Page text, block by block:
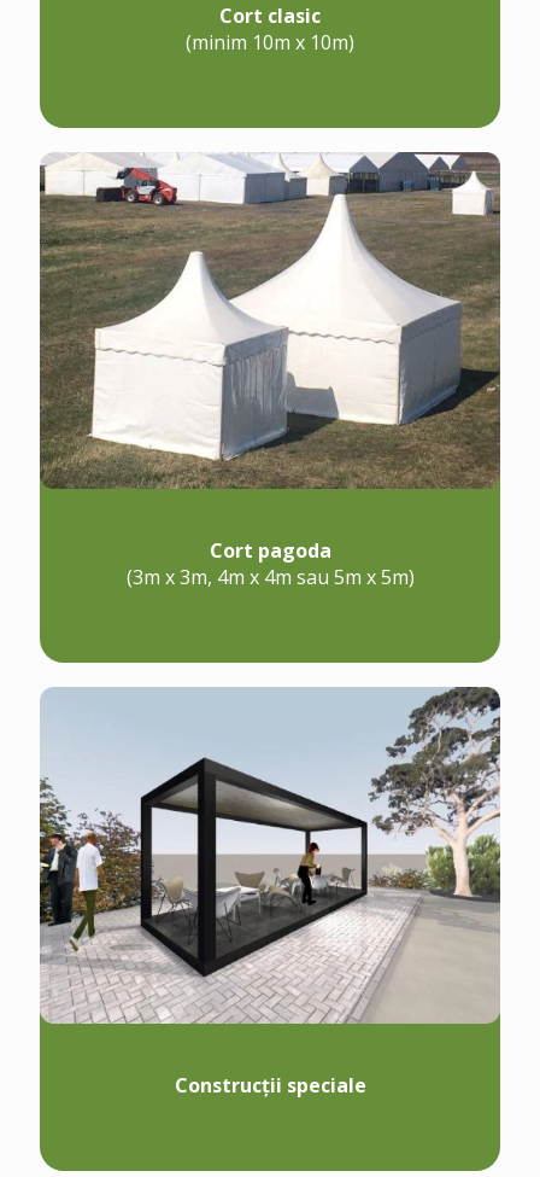
Cort clasic
(minim 10m x 10m)
Cort pagoda
(3m x 3m, 4m x 4m sau 5m x 5m)
Construcții speciale